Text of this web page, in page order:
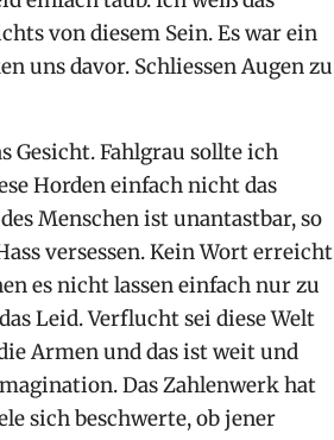
von diesem Sein. Es war ein
uns davor. Schliessen Augen zu
Gesicht. Fahlgrau sollte ich
Horden einfach nicht das
Menschen ist unantastbar, so
versessen. Kein Wort erreicht
es nicht lassen einfach nur zu
Leid. Verflucht sei diese Welt
Armen und das ist weit und
Das Zahlenwerk hat
sich beschwerte, ob jener